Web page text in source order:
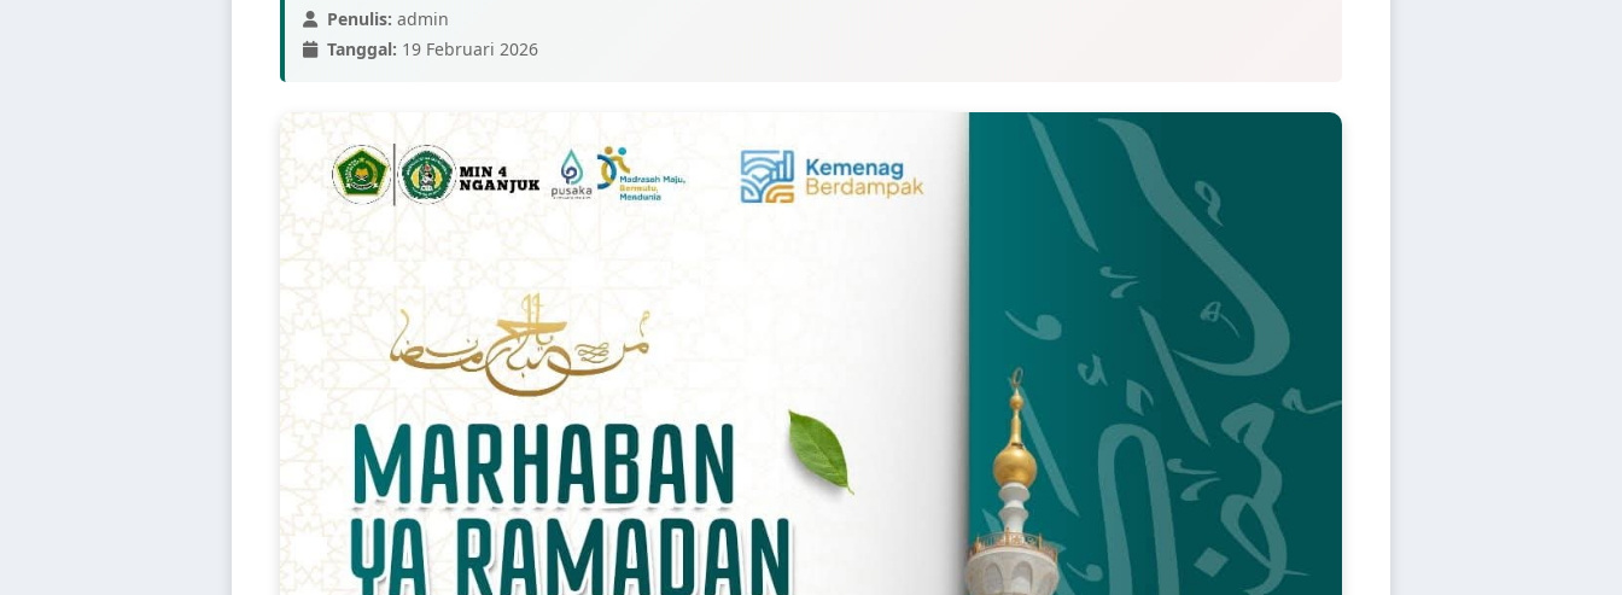
Penulis: admin
Tanggal: 19 Februari 2026